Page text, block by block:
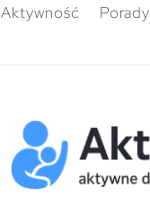
Aktywność Porady